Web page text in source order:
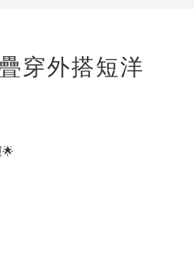
穿外搭短洋